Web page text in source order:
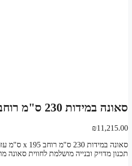
סאונה במידות 230 ס"מ רוחב x 195 ס"מ עומק x 200 ס"מ גובה מערכת חומרים לבניית סאונה פינית
₪11,215.00
תכנון מדויק ובנייה מושלמת לחווית סאונה